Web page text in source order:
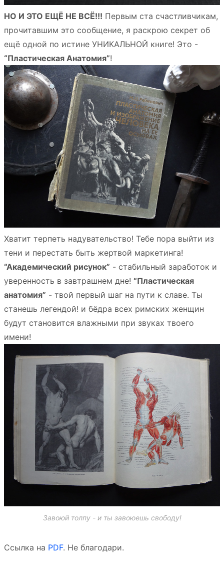
НО И ЭТО ЕЩЁ НЕ ВСЁ!!! Первым ста счастливчикам,
прочитавшим это сообщение, я раскрою секрет об
ещё одной по истине УНИКАЛЬНОЙ книге! Это -
“Пластическая Анатомия”!
Хватит терпеть надувательство! Тебе пора выйти из
тени и перестать быть жертвой маркетинга!
“Академический рисунок” - стабильный заработок и
уверенность в завтрашнем дне! “Пластическая
анатомия” - твой первый шаг на пути к славе. Ты
станешь легендой! и бёдра всех римских женщин
будут становится влажными при звуках твоего
имени!
Завоюй толпу - и ты завоюешь свободу!
Cсылка на PDF. Не благодари.